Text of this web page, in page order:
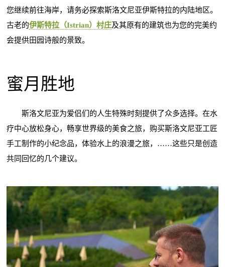
您继续前往海岸，请务必探索斯洛文尼亚伊斯特拉的内陆地区。
古老的伊斯特拉（Istrian）村庄及其原有的建筑也为您的完美约
会提供田园诗般的景致。
蜜月胜地
斯洛文尼亚为爱侣们的人生特殊时刻提供了众多选择。在水
疗中心放松身心，畅享世界级的美食之旅，购买斯洛文尼亚工匠
手工制作的小纪念品，体验水上的浪漫之旅，……这些只是创造
共同回忆的几个建议。